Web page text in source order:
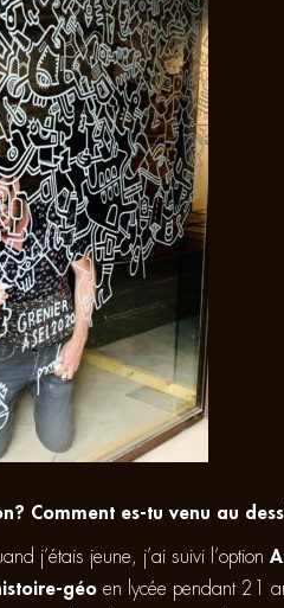
Comment es-tu venu au
j’étais jeune, j’ai suivi l’option
géo en lycée pendant 21